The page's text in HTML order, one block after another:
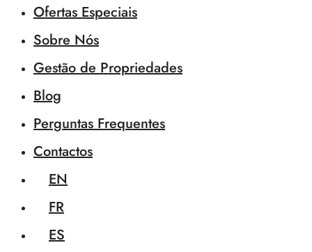
Ofertas Especiais
Sobre Nós
Gestão de Propriedades
Blog
Perguntas Frequentes
Contactos
EN
FR
ES